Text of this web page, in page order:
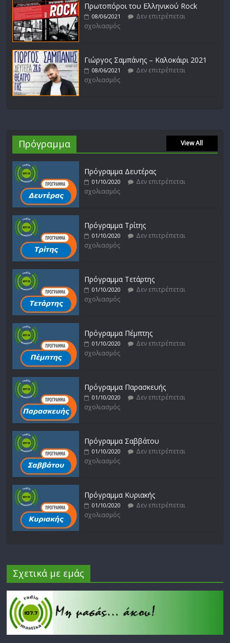
Πρωτοπόροι του Ελληνικού Rock
08/06/2021
Δεν επιτρέπεται
σχολιασμός
Γιώργος Σαμπάνης – Καλοκάιρι 2021
08/06/2021
Δεν επιτρέπεται
σχολιασμός
Πρόγραμμα View All
Πρόγραμμα Δευτέρας
01/10/2020
Δεν επιτρέπεται
σχολιασμός
Πρόγραμμα Τρίτης
01/10/2020
Δεν επιτρέπεται
σχολιασμός
Πρόγραμμα Τετάρτης
01/10/2020
Δεν επιτρέπεται
σχολιασμός
Πρόγραμμα Πέμπτης
01/10/2020
Δεν επιτρέπεται
σχολιασμός
Πρόγραμμα Παρασκευής
01/10/2020
Δεν επιτρέπεται
σχολιασμός
Πρόγραμμα Σαββάτου
01/10/2020
Δεν επιτρέπεται
σχολιασμός
Πρόγραμμα Κυριακής
01/10/2020
Δεν επιτρέπεται
σχολιασμός
Σχετικά με εμάς